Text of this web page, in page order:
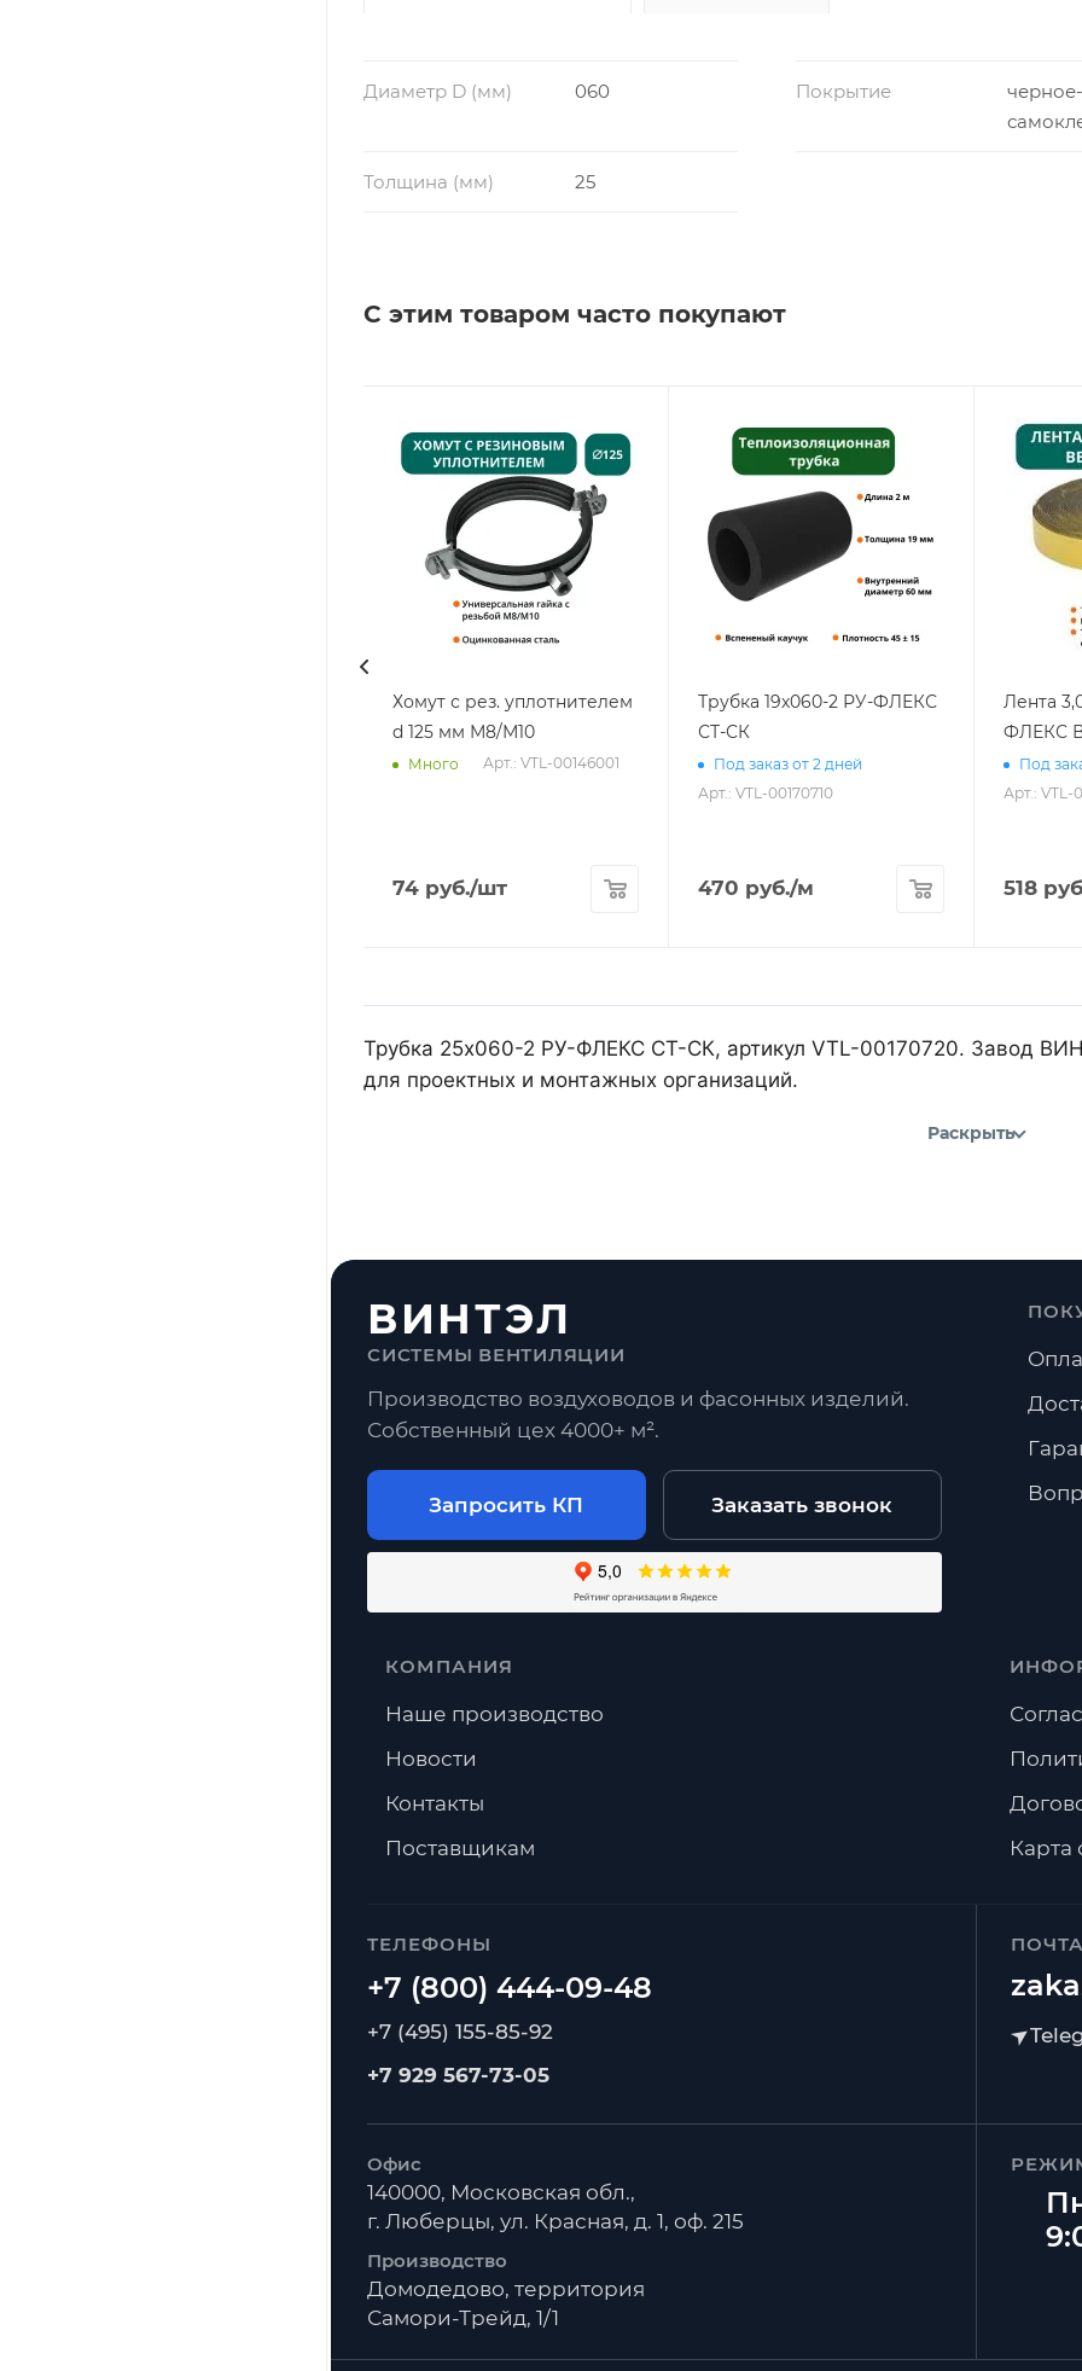
Диаметр D (мм) 060 Покрытие
черное-
Толщина (мм) 25
С этим товаром часто покупают
Хомут с рез. уплотнителем
d 125 мм М8/М10
Много Арт.: VTL-00146001
74 руб./шт
Трубка 19х060-2 РУ-ФЛЕКС
СТ-СК
Под заказ от 2 дней
Арт.: VTL-00170710
470 руб./м
Лента
ФЛЕКС
Под
Арт.: VTL-
518
Трубка 25х060-2 РУ-ФЛЕКС СТ-СК, артикул VTL-00170720. Завод
для проектных и монтажных организаций.
Раскрыть
ВИНТЭЛ
СИСТЕМЫ ВЕНТИЛЯЦИИ
Производство воздуховодов и фасонных изделий.
Собственный цех 4000+ м².
Запросить КП Заказать звонок
ТЕЛЕФОНЫ
+7 (495) 155-85-92
+7 929 567-73-05
ПОЧТА
Офис
140000, Московская обл.,
г. Люберцы, ул. Красная, д. 1, оф. 215
Производство
Домодедово, территория
Самори-Трейд, 1/1
КОМПАНИЯ
Наше производство
Новости
Контакты
Поставщикам
Карта